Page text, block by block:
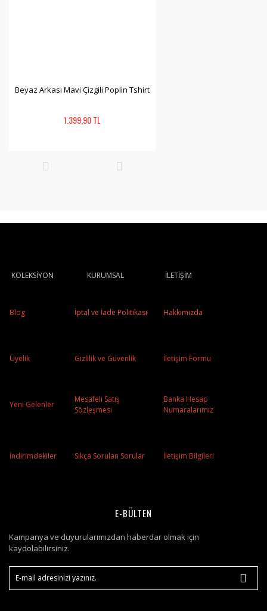
Beyaz Arkası Mavi Çizgili Poplin Tshirt
1.399,90 TL
KOLEKSİYON KURUMSAL İLETİŞİM
Blog İptal ve İade Politikası Hakkımızda
Üyelik Gizlilik ve Güvenlik İletişim Formu
Yeni Gelenler
Mesafeli Satış
Sözleşmesi
Banka Hesap
Numaralarımız
İndirimdekiler Sıkça Sorulan Sorular İletişim Bilgileri
E-BÜLTEN
Kampanya ve duyurularımızdan haberdar olmak için
kaydolabilirsiniz.